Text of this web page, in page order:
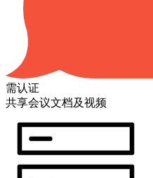
需认证
共享会议文档及视频